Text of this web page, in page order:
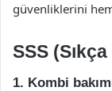
güvenliklerini
SSS
1. Kombi